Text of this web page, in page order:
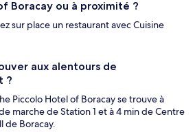
Boracay ou à proximité ?
sur place un restaurant avec Cuisine
aux alentours de
?
Piccolo Hotel of Boracay se trouve à
marche de Station 1 et à 4 min de Centre
de Boracay.